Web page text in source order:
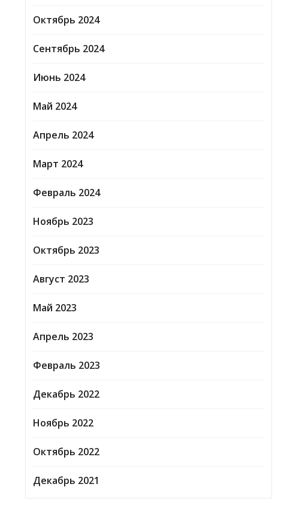
Октябрь 2024
Сентябрь 2024
Июнь 2024
Май 2024
Апрель 2024
Март 2024
Февраль 2024
Ноябрь 2023
Октябрь 2023
Август 2023
Май 2023
Апрель 2023
Февраль 2023
Декабрь 2022
Ноябрь 2022
Октябрь 2022
Декабрь 2021